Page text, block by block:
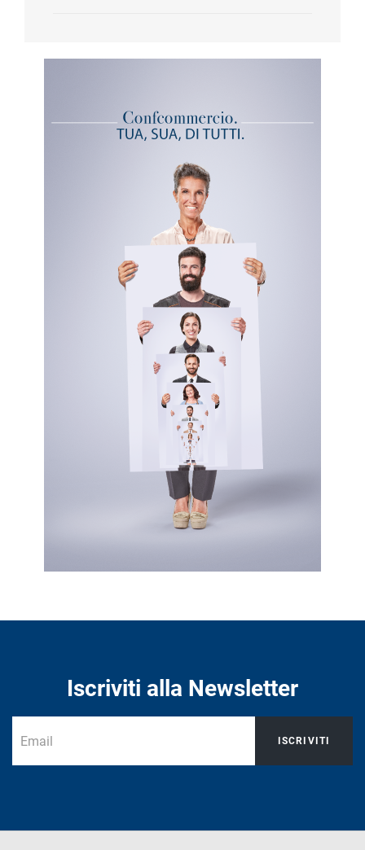
Iscriviti alla Newsletter
ISCRIVITI